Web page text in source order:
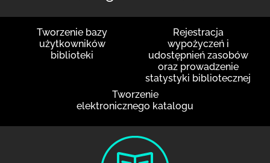
Tworzenie bazy
użytkowników
biblioteki
Rejestracja
wypożyczeń i
udostępnień zasobów
oraz prowadzenie
statystyki bibliotecznej
Tworzenie
elektronicznego katalogu